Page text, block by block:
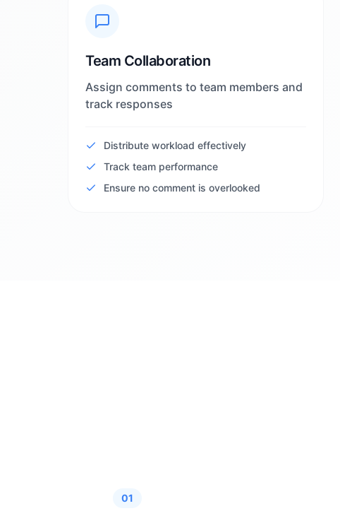
Team Collaboration
Assign comments to team members and
track responses
Distribute workload effectively
Track team performance
Ensure no comment is overlooked
01